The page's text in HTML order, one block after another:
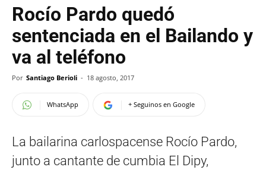
Rocío Pardo quedó
sentenciada en el Bailando y
va al teléfono
Por Santiago Berioli - 18 agosto, 2017
WhatsApp + Seguinos en Google
La bailarina carlospacense Rocío Pardo,
junto a cantante de cumbia El Dipy,